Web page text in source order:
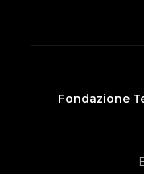
Fondazione